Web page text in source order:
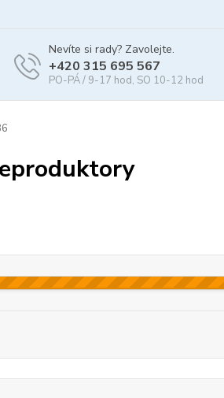
Nevíte si rady? Zavolejte.
+420 315 695 567
PO-PÁ / 9-17 hod, SO 10-12 hod